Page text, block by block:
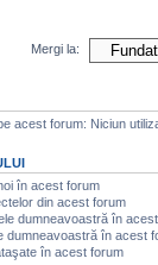
Mergi la:
acest forum: Niciun
în acest forum
din acest forum
dumneavoastră în
dumneavoastră în acest
în acest forum